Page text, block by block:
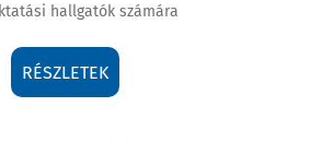
hallgatók számára
RÉSZLETEK